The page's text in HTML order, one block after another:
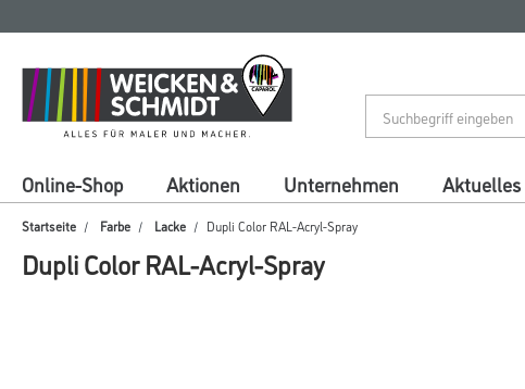
springen
springen
Online-Shop Aktionen Unternehmen Aktuelles
Startseite Farbe Lacke Dupli Color RAL-Acryl-Spray
Dupli Color RAL-Acryl-Spray